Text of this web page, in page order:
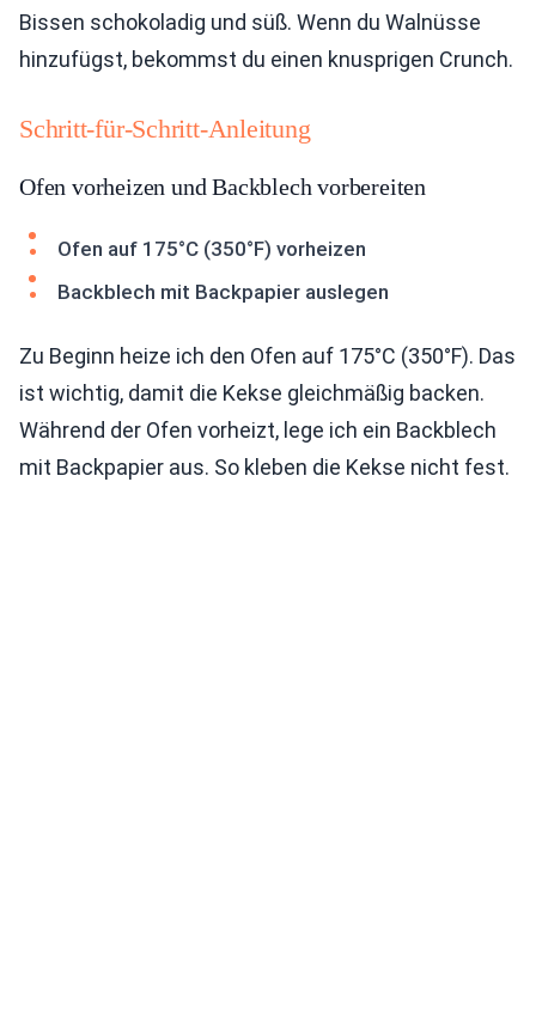
Bissen schokoladig und süß. Wenn du Walnüsse
hinzufügst, bekommst du einen knusprigen Crunch.
Schritt-für-Schritt-Anleitung
Ofen vorheizen und Backblech vorbereiten
Ofen auf 175°C (350°F) vorheizen
Backblech mit Backpapier auslegen
Zu Beginn heize ich den Ofen auf 175°C (350°F). Das
ist wichtig, damit die Kekse gleichmäßig backen.
Während der Ofen vorheizt, lege ich ein Backblech
mit Backpapier aus. So kleben die Kekse nicht fest.